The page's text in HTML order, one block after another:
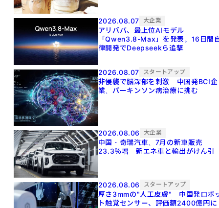
2026.08.07 大企業
アリババ、最上位AIモデル
「Qwen3.8-Max」を発表。16日間
律開発でDeepseekら追撃
2026.08.07 スタートアップ
非侵襲で脳深部を刺激 中国発BCI企
業、パーキンソン病治療に挑む
2026.08.06 大企業
中国・奇瑞汽車、7月の新車販売
23.3％増 新エネ車と輸出がけん引
2026.08.06 スタートアップ
厚さ3mmの"人工皮膚" 中国発ロボ
ト触覚センサー、評価額2400億円に